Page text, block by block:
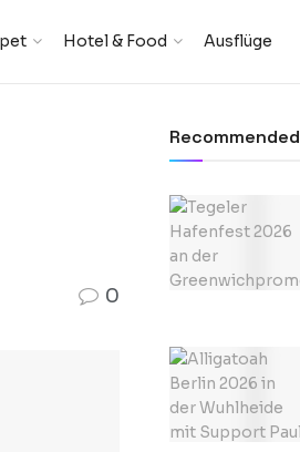
Hotel & Food Ausflüge
0
Recommended